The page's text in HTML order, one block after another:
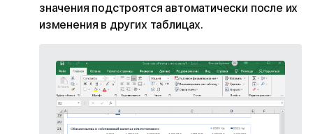
значения подстроятся автоматически после их
изменения в других таблицах.